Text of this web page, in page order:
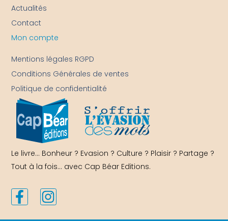
Le livre… Bonheur ? Evasion ? Culture ? Plaisir ? Partage ?
Tout à la fois… avec Cap Béar Editions.
Actualités
Contact
Mon compte
Mentions légales RGPD
Conditions Générales de ventes
Politique de confidentialité